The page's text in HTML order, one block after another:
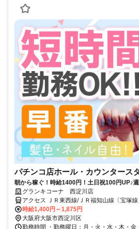
パチンコ店ホール・カウンタース
朝から稼ぐ！時給1400円！土日祝100円UP♪
イル自由◎
グランキコーナ 西淀川店
アクセス ＪＲ東西線/ＪＲ福知山線〔宝塚
分、阪神本線 姫島徒歩約9分、阪神本線/山
分 国道10号線 淀川通り「やまや歌島橋店」
時給1,400円～1,875円
大阪府大阪市西淀川区
勤務時間 ・勤務曜日：月・火・水・木・金